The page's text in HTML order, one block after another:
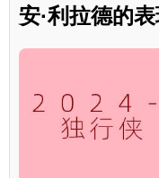
安·利拉德的